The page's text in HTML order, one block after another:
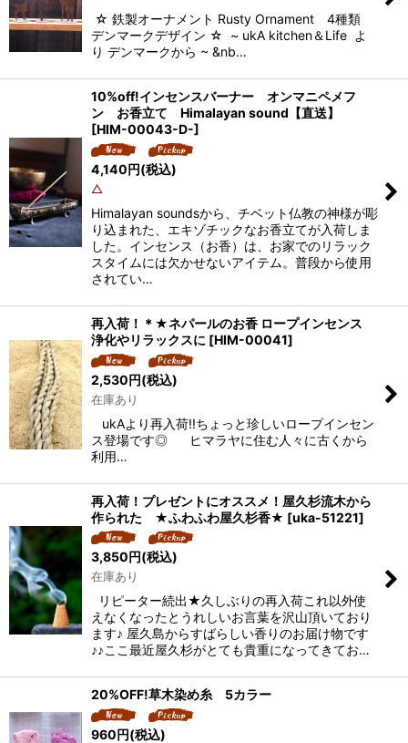
☆ 鉄製オーナメント Rusty Ornament 4種類
デンマークデザイン ☆ ~ ukA kitchen＆Life よ
り デンマークから ~ &nb…
10%off!インセンスバーナー オンマニペメフ
ン お香立て Himalayan sound【直送】
[HIM-00043-D-]
4,140円(税込)
△
Himalayan soundsから、チベット仏教の神様が彫
り込まれた、エキゾチックなお香立てが入荷しま
した。インセンス（お香）は、お家でのリラック
スタイムには欠かせないアイテム。普段から使用
されてい…
再入荷！＊★ネパールのお香 ロープインセンス
浄化やリラックスに [HIM-00041]
2,530円(税込)
在庫あり
ukAより再入荷!!ちょっと珍しいロープインセン
ス登場です◎ ヒマラヤに住む人々に古くから
利用…
再入荷！プレゼントにオススメ！屋久杉流木から
作られた ★ふわふわ屋久杉香★ [uka-51221]
3,850円(税込)
在庫あり
リピーター続出★久しぶりの再入荷これ以外使
えなくなったとうれしいお言葉を沢山頂いており
ます♪ 屋久島からすばらしい香りのお届け物です
♪♪ここ最近屋久杉がとても貴重になってきてお…
20%OFF!草木染め糸 5カラー
960円(税込)